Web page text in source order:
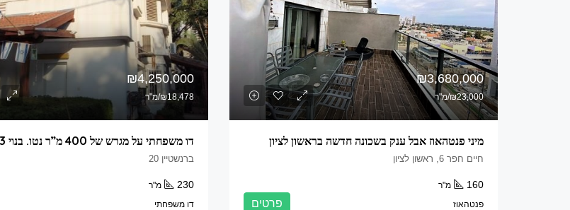
₪3,680,000
₪23,000/מ"ר
מיני פנטהאוז אבל ענק בשכונה חדשה בראשון לציון
חיים חפר 6, ראשון לציון
160
מ"ר
פנטהאוז
פרטים
₪4,250,000
₪18,478/מ"ר
דו משפחתי על מגרש של 400 מ”ר נטו. בנוי 3 מפלסים
ברנשטיין 20
230
מ"ר
דו משפחתי